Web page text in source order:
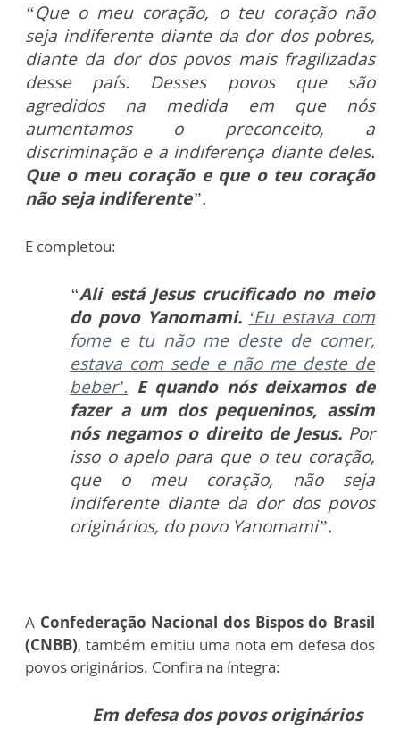
“Que o meu coração, o teu coração não
seja indiferente diante da dor dos pobres,
diante da dor dos povos mais fragilizadas
desse país. Desses povos que são
agredidos na medida em que nós
aumentamos o preconceito, a
discriminação e a indiferença diante deles.
Que o meu coração e que o teu coração
não seja indiferente”.
E completou:
“Ali está Jesus crucificado no meio
do povo Yanomami. ‘Eu estava com
fome e tu não me deste de comer,
estava com sede e não me deste de
beber’. E quando nós deixamos de
fazer a um dos pequeninos, assim
nós negamos o direito de Jesus. Por
isso o apelo para que o teu coração,
que o meu coração, não seja
indiferente diante da dor dos povos
originários, do povo Yanomami”.
A Confederação Nacional dos Bispos do Brasil
(CNBB), também emitiu uma nota em defesa dos
povos originários. Confira na íntegra:
Em defesa dos povos originários